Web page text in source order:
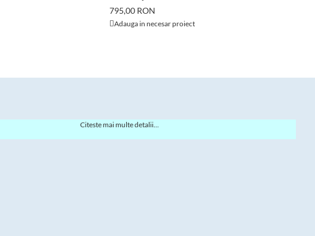
795,00 RON
Adauga in necesar proiect
Citeste mai multe detalii...